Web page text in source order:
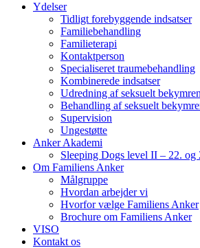
Ydelser
Tidligt forebyggende indsatser
Familiebehandling
Familieterapi
Kontaktperson
Specialiseret traumebehandling
Kombinerede indsatser
Udredning af seksuelt
Behandling af seksuelt
Supervision
Ungestøtte
Anker Akademi
Sleeping Dogs level II – 22. og
Om Familiens Anker
Målgruppe
Hvordan arbejder vi
Hvorfor vælge Familiens Anker
Brochure om Familiens Anker
VISO
Kontakt os